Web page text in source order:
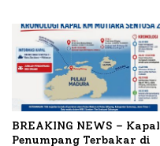
BREAKING NEWS – Kapal
Penumpang Terbakar di